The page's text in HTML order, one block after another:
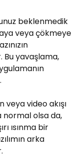
beklenmedik
veya çökmeye
Bu yavaşlama,
veya video akışı
normal olsa da,
ısınma bir
arka